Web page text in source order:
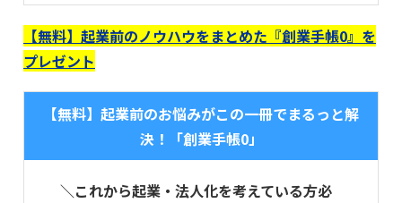
【無料】起業前のノウハウをまとめた『創業手帳0』を
プレゼント
【無料】起業前のお悩みがこの一冊でまるっと解
決！「創業手帳0」
＼これから起業・法人化を考えている方必